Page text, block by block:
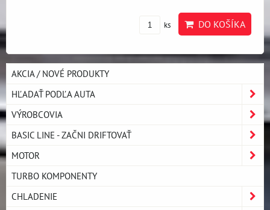
ks DO KOŠÍKA
AKCIA / NOVÉ PRODUKTY
HĽADAŤ PODĽA AUTA
VÝROBCOVIA
BASIC LINE - ZAČNI DRIFTOVAŤ
MOTOR
TURBO KOMPONENTY
CHLADENIE